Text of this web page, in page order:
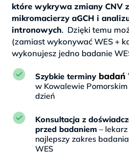
które wykrywa zmiany CNV
mikromacierzy aGCH i
intronowych. Dzięki temu
(zamiast wykonywać WES +
wykonujesz jedno badanie
Szybkie terminy badań
w Kowalewie
dzień
Konsultacja z
przed badaniem –
najlepszy zakres
WES